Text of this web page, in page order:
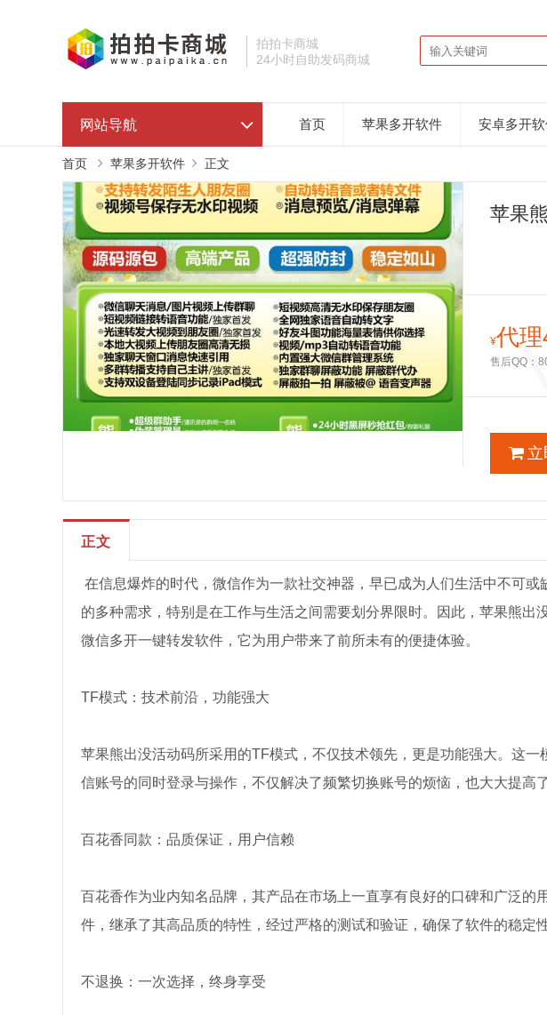
拍拍卡商城
24小时自助发码商城
网站导航 首页 苹果多开软件 安卓多开
首页 苹果多开软件 正文
苹果
¥代理
售后QQ：
正文
在信息爆炸的时代，微信作为一款社交神器，早已成为人们生活中不可
的多种需求，特别是在工作与生活之间需要划分界限时。因此，苹果熊出
微信多开一键转发软件，它为用户带来了前所未有的便捷体验。
TF模式：技术前沿，功能强大
苹果熊出没活动码所采用的TF模式，不仅技术领先，更是功能强大。这
信账号的同时登录与操作，不仅解决了频繁切换账号的烦恼，也大大提高
百花香同款：品质保证，用户信赖
百花香作为业内知名品牌，其产品在市场上一直享有良好的口碑和广泛的
件，继承了其高品质的特性，经过严格的测试和验证，确保了软件的稳定
不退换：一次选择，终身享受